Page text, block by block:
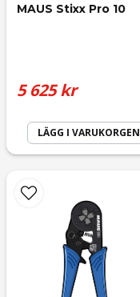
MAUS Stixx Pro 10
5 625 kr
LÄGG I VARUKORGEN